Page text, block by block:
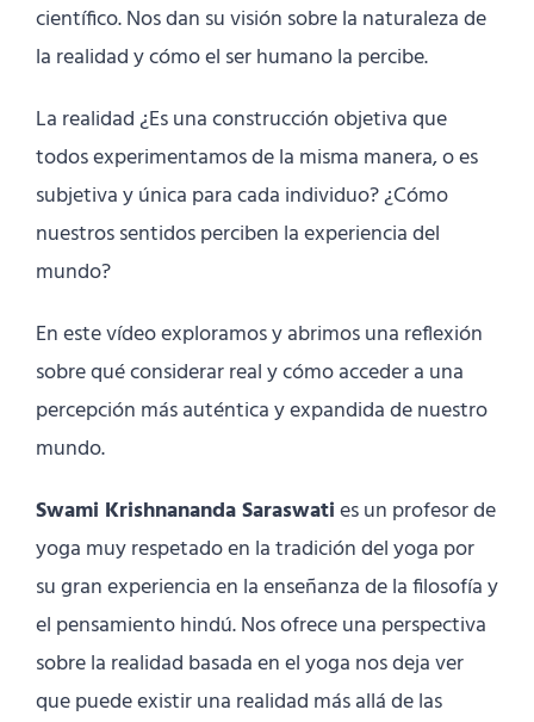
científico. Nos dan su visión sobre la naturaleza de
la realidad y cómo el ser humano la percibe.
La realidad ¿Es una construcción objetiva que
todos experimentamos de la misma manera, o es
subjetiva y única para cada individuo? ¿Cómo
nuestros sentidos perciben la experiencia del
mundo?
En este vídeo exploramos y abrimos una reflexión
sobre qué considerar real y cómo acceder a una
percepción más auténtica y expandida de nuestro
mundo.
Swami Krishnananda Saraswaties un profesor de
yoga muy respetado en la tradición del yoga por
su gran experiencia en la enseñanza de la filosofía y
el pensamiento hindú. Nos ofrece una perspectiva
sobre la realidad basada en el yoga nos deja ver
que puede existir una realidad más allá de las